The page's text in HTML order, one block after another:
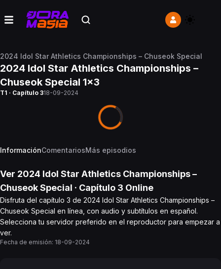
2024 Idol Star Athletics Championships – Chuseok Special
2024 Idol Star Athletics Championships –
Chuseok Special 1x3
T1 · Capítulo 318-09-2024
InformaciónComentariosMás episodios
Ver 2024 Idol Star Athletics Championships –
Chuseok Special · Capítulo 3 Online
Disfruta del capítulo 3 de 2024 Idol Star Athletics Championships –
Chuseok Special en línea, con audio y subtítulos en español.
Selecciona tu servidor preferido en el reproductor para empezar a
ver.
Fecha de emisión: 18-09-2024